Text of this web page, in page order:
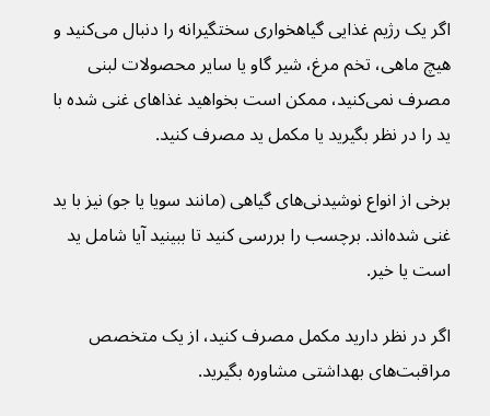
اگر یک رژیم غذایی گیاهخواری سختگیرانه را دنبال می‌کنید و
هیچ ماهی، تخم مرغ، شیر گاو یا سایر محصولات لبنی
مصرف نمی‌کنید، ممکن است بخواهید غذاهای غنی شده با
ید را در نظر بگیرید یا مکمل ید مصرف کنید.
برخی از انواع نوشیدنی‌های گیاهی (مانند سویا یا جو) نیز با ید
غنی شده‌اند. برچسب را بررسی کنید تا ببینید آیا شامل ید
است یا خیر.
اگر در نظر دارید مکمل مصرف کنید، از یک متخصص
مراقبت‌های بهداشتی مشاوره بگیرید.